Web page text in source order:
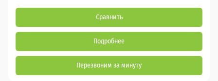
Сравнить
Подробнее
Перезвоним за минуту